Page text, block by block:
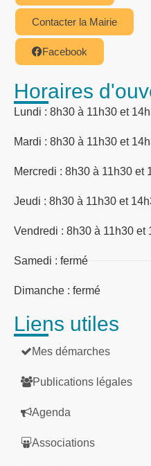
Contacter la Mairie
Facebook
Horaires
Lundi : 8h30 à 11h30 et
Mardi : 8h30 à 11h30 et
Mercredi : 8h30 à 11h30 et
Jeudi : 8h30 à 11h30 et
Vendredi : 8h30 à 11h30 et
Samedi : fermé
Dimanche : fermé
Liens utiles
Mes démarches
Publications légales
Agenda
Associations